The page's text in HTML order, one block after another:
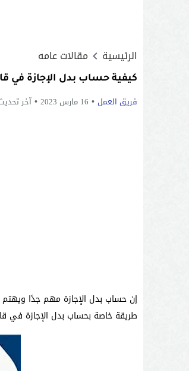
الرئيسية مقالات عامه
كيفية حساب بدل الإجازة في
فريق العمل 16 مارس 2023 آخر
إن حساب بدل الإجازة مهم جدًا
طريقة خاصة بحساب بدل الإجازة في